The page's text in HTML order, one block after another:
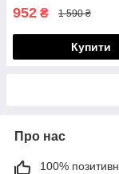
952 ₴ 1 590 ₴
Купити
Про нас
100%